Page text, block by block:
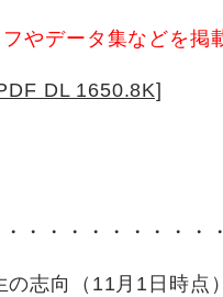
やデータ集などを掲
DL 1650.8K]
・・・・・・・・・
の志向（11月1日時点）